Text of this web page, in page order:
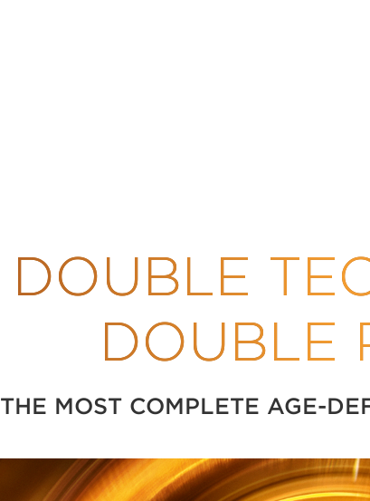
DOUBLE
DOUBLE
THE MOST COMPLETE AGE-